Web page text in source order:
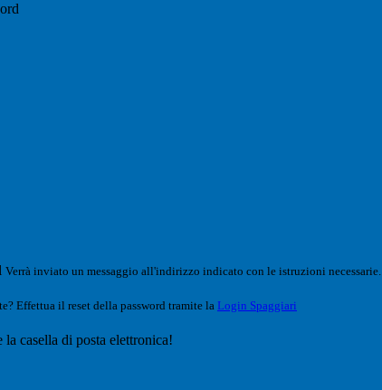
Verrà inviato un messaggio all'indirizzo indicato con le istruzioni necessarie.
Effettua il reset della password tramite la Login Spaggiari
casella di posta elettronica!